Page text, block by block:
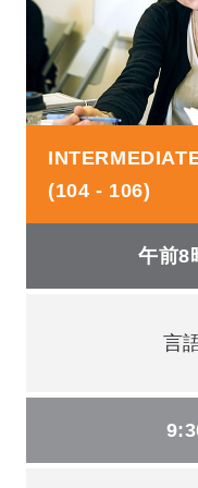
(104 - 106)
午前8
言